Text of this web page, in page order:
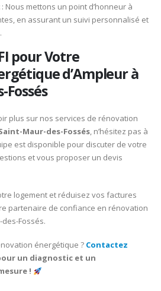
: Nous mettons un point d’honneur à
en assurant un suivi personnalisé et
pour Votre
d’Ampleur à
plus sur nos services de rénovation
Maur-des-Fossés, n’hésitez pas à
est disponible pour discuter de votre
et vous proposer un devis
logement et réduisez vos factures
partenaire de confiance en rénovation
Fossés.
énergétique ? Contactez
un diagnostic et un
!